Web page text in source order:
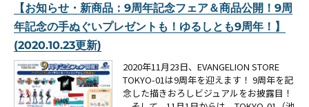
【お知らせ・新商品：9周年記念フェア＆商品公開！9周
年記念の手ぬぐいプレゼントも！ゆるしとも9周年！】
(2020.10.23更新)
2020年11月23日、EVANGELION STORE
TOKYO-01は9周年を迎えます！ 9周年を記
念した描きおろしビジュアルをお披露目！